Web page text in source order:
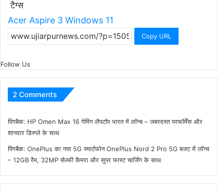
टैग्स
Acer Aspire 3 Windows 11
Copy URL
Follow Us
2 Comments
पिंगबैक: HP Omen Max 16 गेमिंग लैपटॉप भारत में लॉन्च – जबरदस्त परफॉर्मेंस और
शानदार डिस्प्ले के साथ
पिंगबैक: OnePlus का नया 5G स्मार्टफोन OnePlus Nord 2 Pro 5G बजट में लॉन्च
– 12GB रैम, 32MP सेल्फी कैमरा और सुपर फास्ट चार्जिंग के साथ